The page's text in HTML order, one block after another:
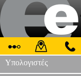
Υπολογιστές